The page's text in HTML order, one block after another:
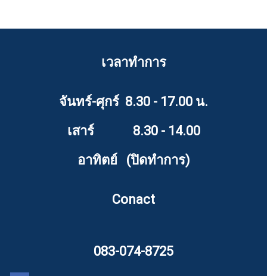
เวลาทำการ
จันทร์-ศุกร์ 8.30 - 17.00 น.
เสาร์ 8.30 - 14.00
อาทิตย์ (ปิดทำการ)
Conact
083-074-8725